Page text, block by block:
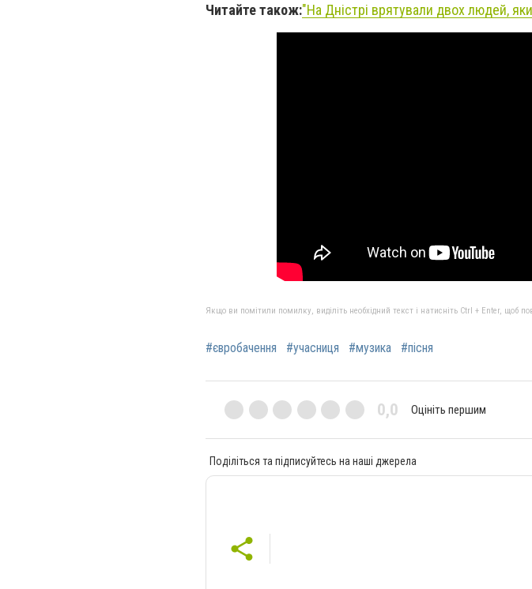
Читайте також:"На Дністрі врятували двох людей,
Якщо ви помітили помилку, виділіть необхідний текст і натисніть Ctrl + Enter, щоб
#євробачення #учасниця #музика #пісня
0,0 Оцініть першим
Поділіться та підписуйтесь на наші джерела